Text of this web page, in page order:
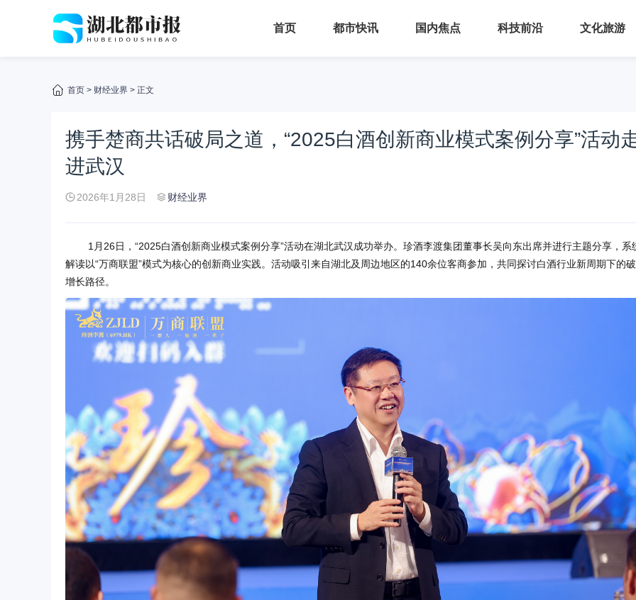
首页 都市快讯 国内焦点 科技前沿 文化旅游
首页 > 财经业界 > 正文
携手楚商共话破局之道，“2025白酒创新商业模式案例分享”活动
进武汉
2026年1月28日 财经业界
1月26日，“2025白酒创新商业模式案例分享”活动在湖北武汉成功举办。珍酒李渡集团董事长吴向东出席并进行主题分享，系
解读以“万商联盟”模式为核心的创新商业实践。活动吸引来自湖北及周边地区的140余位客商参加，共同探讨白酒行业新周期下的
增长路径。